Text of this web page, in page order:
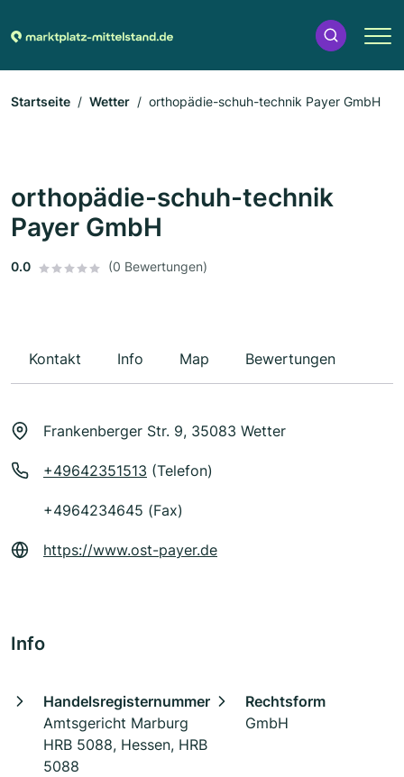
Startseite Wetter orthopädie-schuh-technik Payer GmbH
orthopädie-schuh-technik
Payer GmbH
0.0 (0 Bewertungen)
Kontakt Info Map Bewertungen
Frankenberger Str. 9, 35083 Wetter
+49642351513 (Telefon)
+4964234645 (Fax)
https://www.ost-payer.de
Info
Handelsregisternummer
Amtsgericht Marburg
HRB 5088, Hessen, HRB
5088
Rechtsform
GmbH